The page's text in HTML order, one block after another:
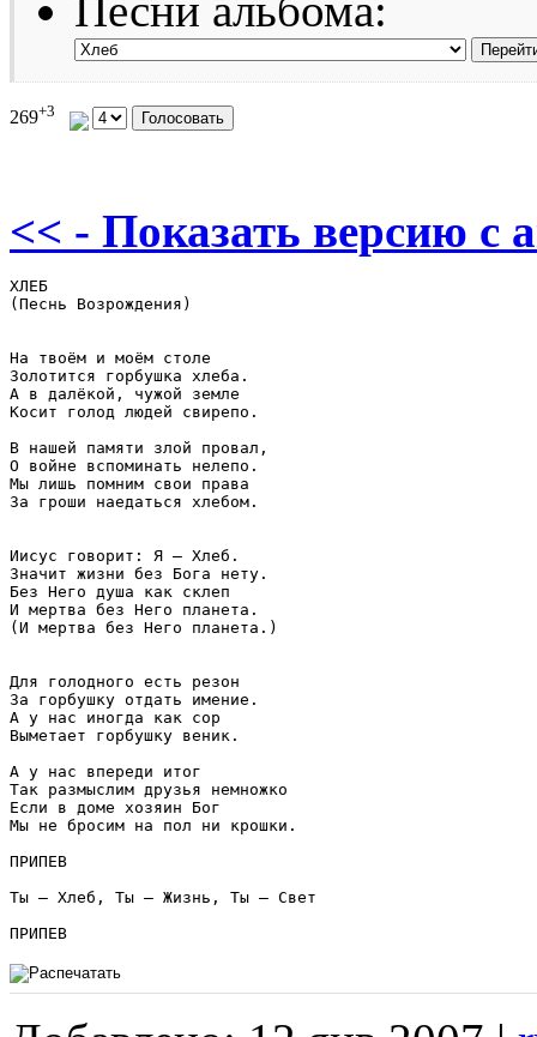
269+3
<< - Показать версию c
ХЛЕБ
(Песнь Возрождения)
На твоём и моём столе
Золотится горбушка хлеба.
А в далёкой, чужой земле
Косит голод людей свирепо.
В нашей памяти злой провал,
О войне вспоминать нелепо.
Мы лишь помним свои права
За гроши наедаться хлебом.
Иисус говорит: Я – Хлеб.
Значит жизни без Бога нету.
Без Него душа как склеп
И мертва без Него планета.
(И мертва без Него планета.)
Для голодного есть резон
За горбушку отдать имение.
А у нас иногда как сор
Выметает горбушку веник.
А у нас впереди итог
Так размыслим друзья немножко
Если в доме хозяин Бог
Мы не бросим на пол ни крошки.
ПРИПЕВ
Ты – Хлеб, Ты – Жизнь, Ты – Свет